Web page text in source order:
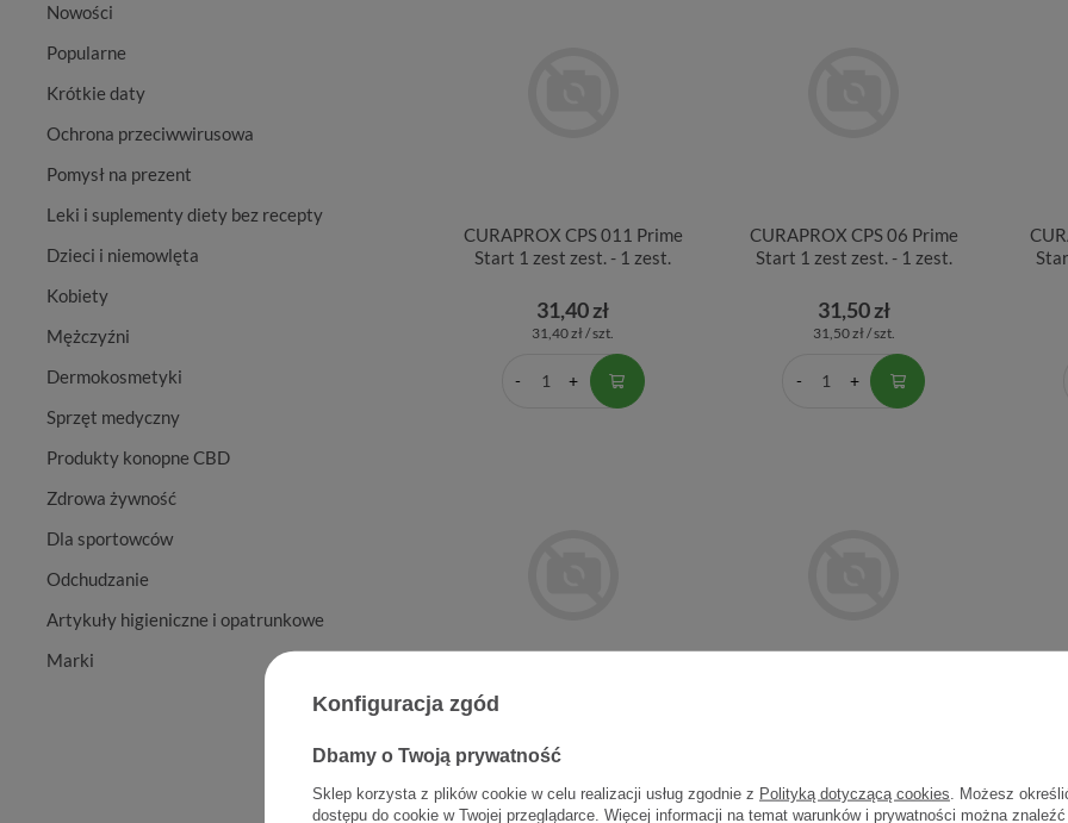
Nowości
Popularne
Krótkie daty
Ochrona przeciwwirusowa
Pomysł na prezent
Leki i suplementy diety bez recepty
Dzieci i niemowlęta
Kobiety
Mężczyźni
Dermokosmetyki
Sprzęt medyczny
Produkty konopne CBD
Zdrowa żywność
Dla sportowców
Odchudzanie
Artykuły higieniczne i opatrunkowe
Marki
CURAPROX CPS 011 Prime
Start 1 zest zest. - 1 zest.
31,40 zł
31,40 zł / szt.
CURAPROX CPS 06 Prime
Start 1 zest zest. - 1 zest.
31,50 zł
31,50 zł / szt.
CURAPROX CS 1006 Szczot.
25,10 zł 23,80 zł
Konfiguracja zgód
Dbamy o Twoją prywatność
Sklep korzysta z plików cookie w celu realizacji usług zgodnie z Polityką dotyczącą cookies . Możesz
dostępu do cookie w Twojej przeglądarce. Więcej informacji na temat warunków i prywatności można